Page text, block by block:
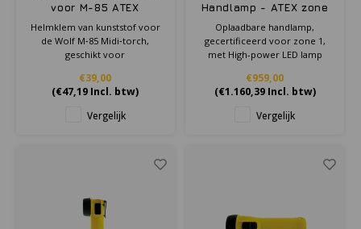
voor M-85 ATEX
zaklamp
Helmklem van kunststof voor
de Wolf M‑85 Midi‑torch,
geschikt voor
Euro‑30‑slots en ontworpen
voor handsfree inzet.
€39,00
(€47,19 Incl. btw)
Vergelijk
Handlamp - ATEX zone
1/21
Oplaadbare handlamp,
gecertificeerd voor zone 1,
met High-power LED lamp
€959,00
(€1.160,39Incl. btw)
Vergelijk